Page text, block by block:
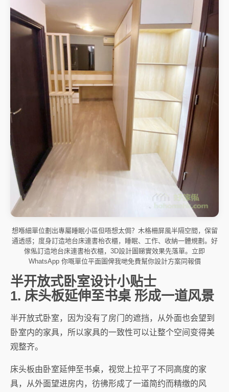
想喺細單位劃出專屬睡眠小區但唔想太侷？木格柵屏風半隔空間，保留
通透感；度身訂造地台床連書枱衣櫃，睡眠、工作、收納一體規劃。好
傢俬訂造地台床連書枱衣櫃，3D設計圖睇實效果先落單。立即
WhatsApp 你嘅單位平面圖俾我哋免費幫你設計方案同報價
半开放式卧室设计小贴士
1. 床头板延伸至书桌 形成一道风景
半开放式卧室，因为没有了房门的遮挡，从外面也会望到
卧室内的家具，所以家具的一致性可以让整个空间变得美
观整齐。
床头板由卧室延伸至书桌，视觉上拉平了不同高度的家
具，从外面望进房内，彷彿形成了一道简约而精缴的风